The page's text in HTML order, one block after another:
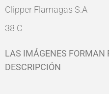
Clipper Flamagas S.A
38 C
LAS IMÁGENES FORMAN
DESCRIPCIÓN